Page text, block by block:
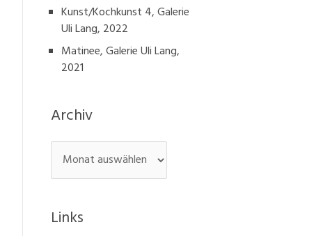
Kunst/Kochkunst 4, Galerie
Uli Lang, 2022
Matinee, Galerie Uli Lang,
2021
Archiv
Archiv
Links